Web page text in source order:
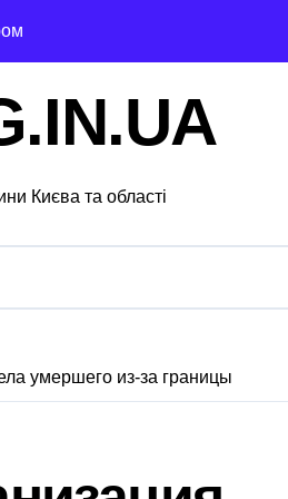
репродуктивної медицини
від мобілізації
після втрати вагітності після
незаконну схему
підтримка для постраждалих
Києва та області
умершего из-за границы